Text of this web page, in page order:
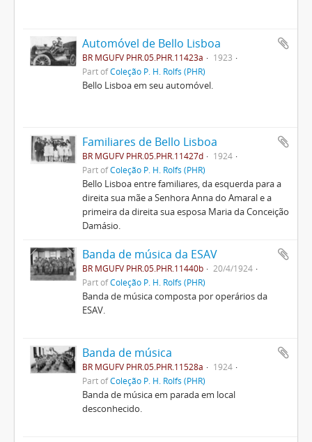
Automóvel de Bello Lisboa
BR MGUFV PHR.05.PHR.11423a
1923
Part ofColeção P. H. Rolfs (PHR)
Bello Lisboa em seu automóvel.
Familiares de Bello Lisboa
BR MGUFV PHR.05.PHR.11427d
1924
Part ofColeção P. H. Rolfs (PHR)
Bello Lisboa entre familiares, da esquerda para a
direita sua mãe a Senhora Anna do Amaral e a
primeira da direita sua esposa Maria da Conceição
Damásio.
Banda de música da ESAV
BR MGUFV PHR.05.PHR.11440b
20/4/1924
Part ofColeção P. H. Rolfs (PHR)
Banda de música composta por operários da
ESAV.
Banda de música
BR MGUFV PHR.05.PHR.11528a
1924
Part ofColeção P. H. Rolfs (PHR)
Banda de música em parada em local
desconhecido.